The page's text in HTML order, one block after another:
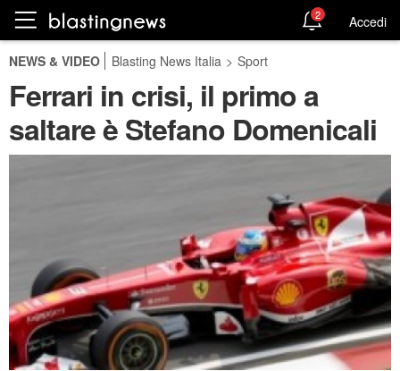
2 Accedi
NEWS & VIDEO Blasting News Italia > Sport
Ferrari in crisi, il primo a
saltare è Stefano Domenicali